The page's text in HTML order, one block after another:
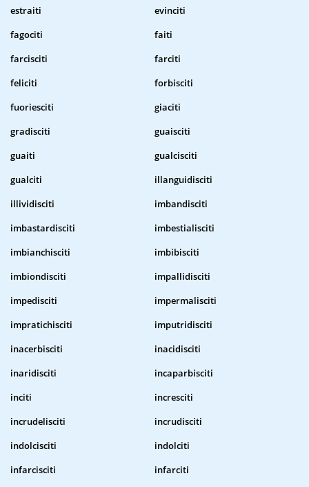
estraiti
evinciti
fagociti
faiti
farcisciti
farciti
feliciti
forbisciti
fuoriesciti
giaciti
gradisciti
guaisciti
guaiti
gualcisciti
gualciti
illanguidisciti
illividisciti
imbandisciti
imbastardisciti
imbestialisciti
imbianchisciti
imbibisciti
imbiondisciti
impallidisciti
impedisciti
impermalisciti
impratichisciti
imputridisciti
inacerbisciti
inacidisciti
inaridisciti
incaparbisciti
inciti
incresciti
incrudelisciti
incrudisciti
indolcisciti
indolciti
infarcisciti
infarciti